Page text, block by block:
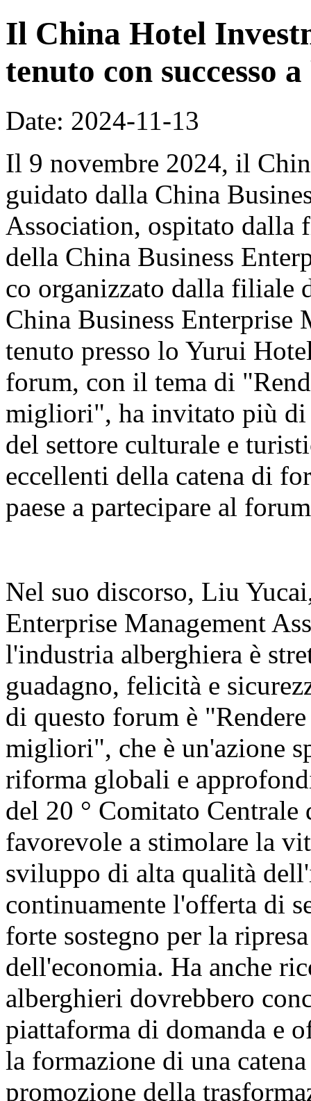
Il China Hotel
tenuto con successo
Date: 2024-11-13
Il 9 novembre 2024, il
guidato dalla China
Association, ospitato dalla
della China Business
co organizzato dalla filiale
China Business Enterprise
tenuto presso lo Yurui
forum, con il tema di
migliori", ha invitato più di
del settore culturale e
eccellenti della catena di
paese a partecipare al
Nel suo discorso, Liu
Enterprise Management
l'industria alberghiera è
guadagno, felicità e
di questo forum è
migliori", che è un'azione
riforma globali e
del 20 ° Comitato
favorevole a stimolare la
sviluppo di alta qualità
continuamente l'offerta di
forte sostegno per la
dell'economia. Ha anche
alberghieri dovrebbero
piattaforma di domanda e
la formazione di una
promozione della